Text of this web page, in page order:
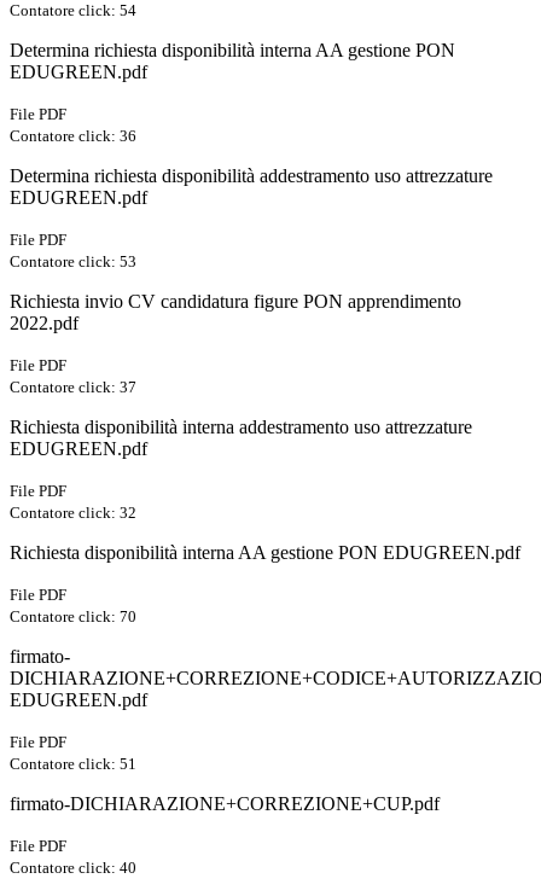
Contatore click: 54
Determina richiesta disponibilità interna AA gestione PON
EDUGREEN.pdf
File PDF
Contatore click: 36
Determina richiesta disponibilità addestramento uso attrezzature
EDUGREEN.pdf
File PDF
Contatore click: 53
Richiesta invio CV candidatura figure PON apprendimento
2022.pdf
File PDF
Contatore click: 37
Richiesta disponibilità interna addestramento uso attrezzature
EDUGREEN.pdf
File PDF
Contatore click: 32
Richiesta disponibilità interna AA gestione PON EDUGREEN.pdf
File PDF
Contatore click: 70
firmato-
EDUGREEN.pdf
File PDF
Contatore click: 51
firmato-DICHIARAZIONE+CORREZIONE+CUP.pdf
File PDF
Contatore click: 40